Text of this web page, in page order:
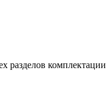
разделов комплектации